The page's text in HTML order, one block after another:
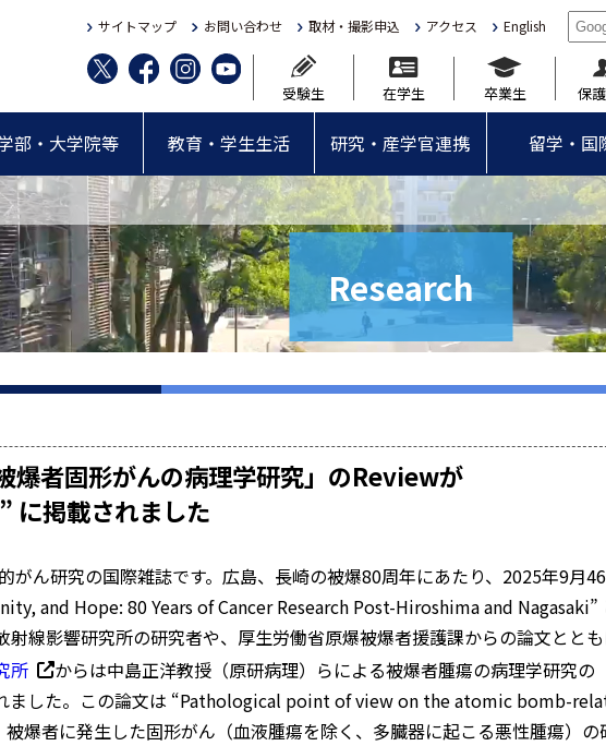
サイトマップ お問い合わせ 取材・撮影申込 アクセス English
受験生 在学生 卒業生 保
部・大学院等 教育・学生生活 研究・産学官連携 留学・国
Research
爆者固形がんの病理学研究」のReviewが
掲載されました
がん研究の国際雑誌です。広島、長崎の被爆80周年にあたり、2025年9月
and Hope: 80 Years of Cancer Research Post-Hiroshima and Nagasaki”
射線影響研究所の研究者や、厚生労働省原爆被爆者援護課からの論文ととも
所
からは中島正洋教授（原研病理）らによる被爆者腫瘍の病理学研究の
ました。この論文は “Pathological point of view on the atomic bomb-
爆者に発生した固形がん（血液腫瘍を除く、多臓器に起こる悪性腫瘍）の